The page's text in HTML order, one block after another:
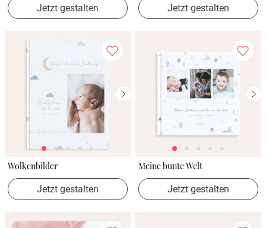
Jetzt gestalten Jetzt gestalten
Wolkenbilder
Jetzt gestalten
Meine bunte Welt
Jetzt gestalten